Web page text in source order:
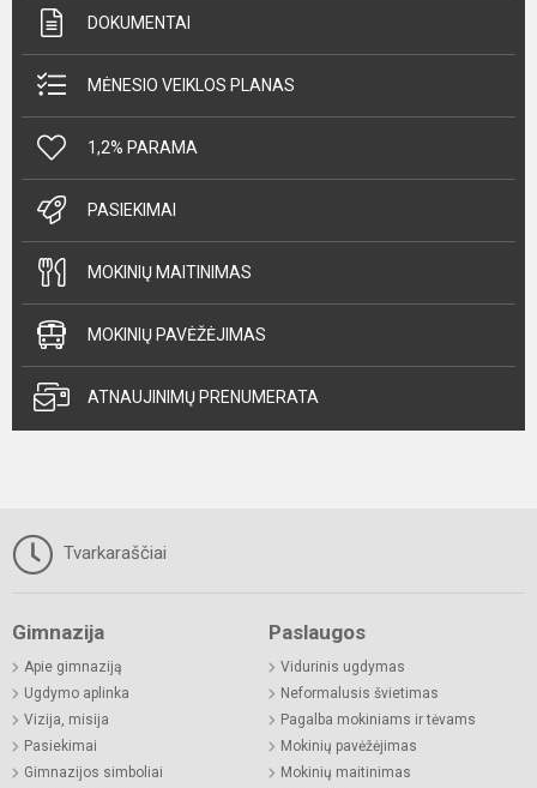
DOKUMENTAI
MĖNESIO VEIKLOS PLANAS
1,2% PARAMA
PASIEKIMAI
MOKINIŲ MAITINIMAS
MOKINIŲ PAVĖŽĖJIMAS
ATNAUJINIMŲ PRENUMERATA
Tvarkaraščiai
Gimnazija
Apie gimnaziją
Ugdymo aplinka
Vizija, misija
Pasiekimai
Gimnazijos simboliai
Paslaugos
Vidurinis ugdymas
Neformalusis švietimas
Pagalba mokiniams ir tėvams
Mokinių pavėžėjimas
Mokinių maitinimas